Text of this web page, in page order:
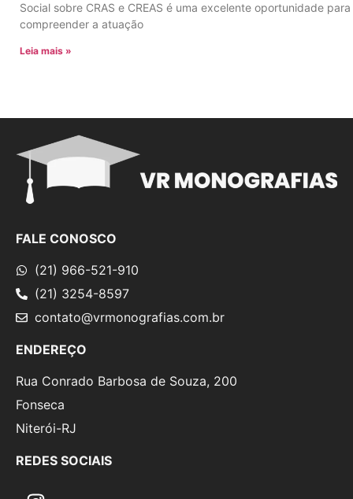
Social sobre CRAS e CREAS é uma excelente oportunidade para
compreender a atuação
Leia mais »
FALE CONOSCO
(21) 966-521-910
(21) 3254-8597
contato@vrmonografias.com.br
ENDEREÇO
Rua Conrado Barbosa de Souza, 200
Fonseca
Niterói-RJ
REDES SOCIAIS